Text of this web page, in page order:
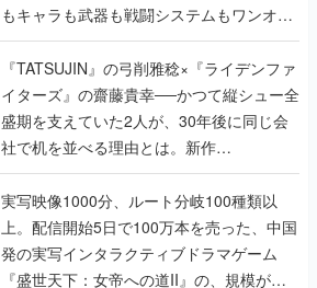
もキャラも武器も戦闘システムもワンオフ
で作り込まれた理由を両ディレクターに聞
く
『TATSUJIN』の弓削雅稔×『ライデンファ
イターズ』の齋藤貴幸──かつて縦シュー全
盛期を支えていた2人が、30年後に同じ会
社で机を並べる理由とは。新作
『TATSUJIN EXTREME』で初タッグを組
んだレジェンド2人に訊く開発秘話
実写映像1000分、ルート分岐100種類以
上。配信開始5日で100万本を売った、中国
発の実写インタラクティブドラマゲーム
『盛世天下：女帝への道II』の、規模が違